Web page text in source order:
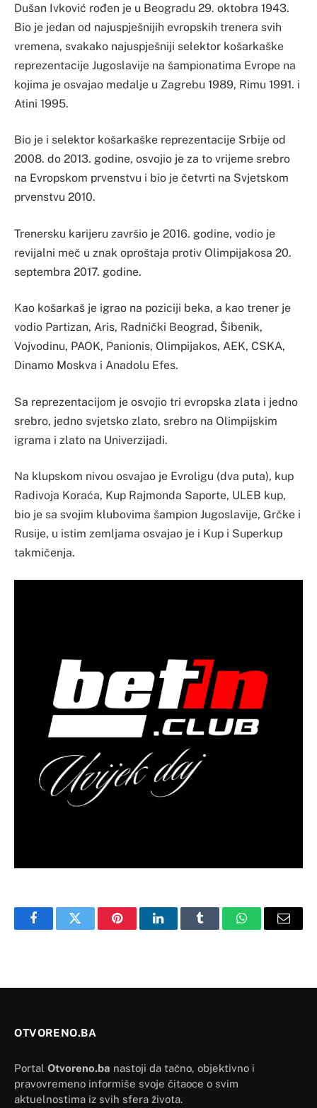
Dušan Ivković rođen je u Beogradu 29. oktobra 1943.
Bio je jedan od najuspješnijih evropskih trenera svih
vremena, svakako najuspješniji selektor košarkaške
reprezentacije Jugoslavije na šampionatima Evrope na
kojima je osvajao medalje u Zagrebu 1989, Rimu 1991. i
Atini 1995.
Bio je i selektor košarkaške reprezentacije Srbije od
2008. do 2013. godine, osvojio je za to vrijeme srebro
na Evropskom prvenstvu i bio je četvrti na Svjetskom
prvenstvu 2010.
Trenersku karijeru završio je 2016. godine, vodio je
revijalni meč u znak oproštaja protiv Olimpijakosa 20.
septembra 2017. godine.
Kao košarkaš je igrao na poziciji beka, a kao trener je
vodio Partizan, Aris, Radnički Beograd, Šibenik,
Vojvodinu, PAOK, Panionis, Olimpijakos, AEK, CSKA,
Dinamo Moskva i Anadolu Efes.
Sa reprezentacijom je osvojio tri evropska zlata i jedno
srebro, jedno svjetsko zlato, srebro na Olimpijskim
igrama i zlato na Univerzijadi.
Na klupskom nivou osvajao je Evroligu (dva puta), kup
Radivoja Koraća, Kup Rajmonda Saporte, ULEB kup,
bio je sa svojim klubovima šampion Jugoslavije, Grčke i
Rusije, u istim zemljama osvajao je i Kup i Superkup
takmičenja.
FacebookTwitter PinterestLinkedInTumblr WhatsAppEmail
OTVORENO.BA
Portal Otvoreno.ba nastoji da tačno, objektivno i
pravovremeno informiše svoje čitaoce o svim
aktuelnostima iz svih sfera života.